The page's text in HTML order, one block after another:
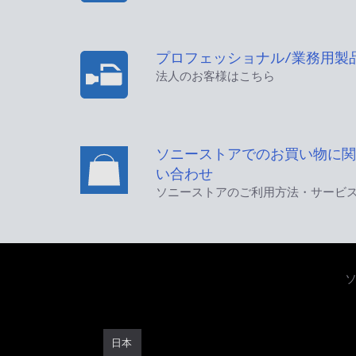
プロフェッショナル/業務用製
法人のお客様はこちら
ソニーストアでのお買い物に
い合わせ
ソニーストアのご利用方法・サービ
日本